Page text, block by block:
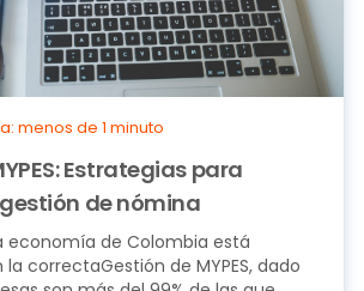
menos de 1 minuto
Estrategias para
de nómina
economía de Colombia está
correctaGestión de MYPES, dado